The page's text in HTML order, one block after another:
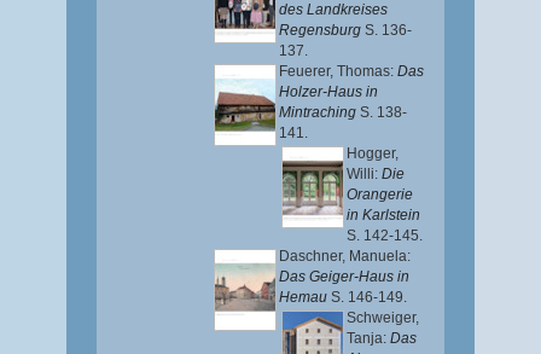
des Landkreises
Regensburg S. 136-
137.
Feuerer, Thomas: Das
Holzer-Haus in
Mintraching S. 138-
141.
Hogger,
Willi: Die
Orangerie
in Karlstein
S. 142-145.
Daschner, Manuela:
Das Geiger-Haus in
Hemau S. 146-149.
Schweiger,
Tanja: Das